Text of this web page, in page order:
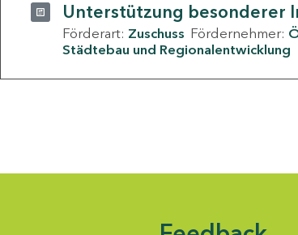
Unterstützung besonderer
Förderart: Zuschuss Fördernehmer:
Städtebau und Regionalentwicklung